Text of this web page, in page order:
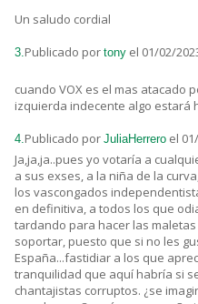
Un saludo cordial
3.Publicado por tony el 01/02/
cuando VOX es el mas atacado
izquierda indecente algo estará
4.Publicado por JuliaHerrero el
Ja,ja,ja..pues yo votaría a
a sus exses, a la niña de la
los vascongados
en definitiva, a todos los que
tardando para hacer las
soportar, puesto que si no les
España...fastidiar a los que
tranquilidad que aquí habría si
chantajistas corruptos. ¿se